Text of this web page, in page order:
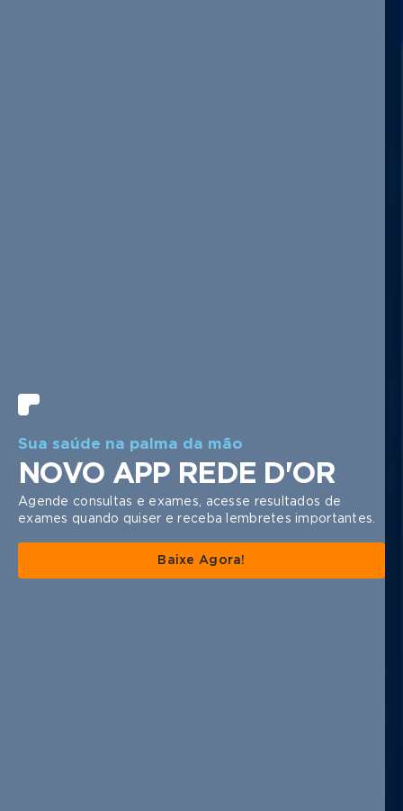
Sua saúde na palma da mão
NOVO APP REDE D'OR
Agende consultas e exames, acesse resultados de
exames quando quiser e receba lembretes importantes.
Baixe Agora!